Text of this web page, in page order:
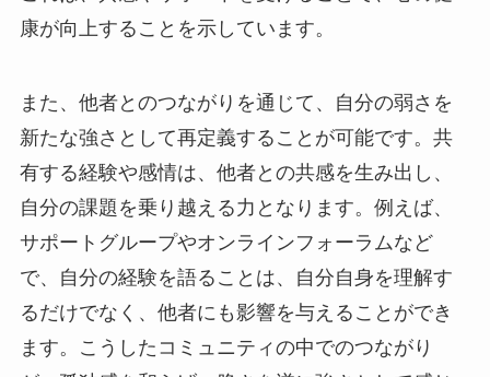
康が向上することを示しています。
また、他者とのつながりを通じて、自分の弱さを
新たな強さとして再定義することが可能です。共
有する経験や感情は、他者との共感を生み出し、
自分の課題を乗り越える力となります。例えば、
サポートグループやオンラインフォーラムなど
で、自分の経験を語ることは、自分自身を理解す
るだけでなく、他者にも影響を与えることができ
ます。こうしたコミュニティの中でのつながり